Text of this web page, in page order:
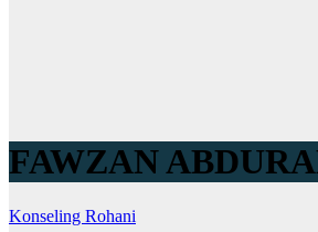
FAWZAN
Konseling Rohani